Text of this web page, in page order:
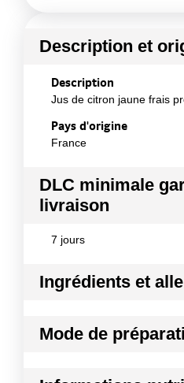
Description et
Description
Jus de citron jaune frais
Pays d'origine
France
DLC minimale
livraison
7 jours
Ingrédients et
100% pur jus de citron
Mode de